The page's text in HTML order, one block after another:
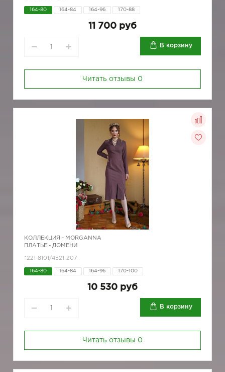
164-80 164-84 164-96 170-88
11 700 руб
В корзину
Читать отзывы 0
КОЛЛЕКЦИЯ - MORGANNA
ПЛАТЬЕ - ДОМЕНИ
*221-8101/4521-207
164-80 164-84 164-96 170-100
10 530 руб
В корзину
Читать отзывы 0